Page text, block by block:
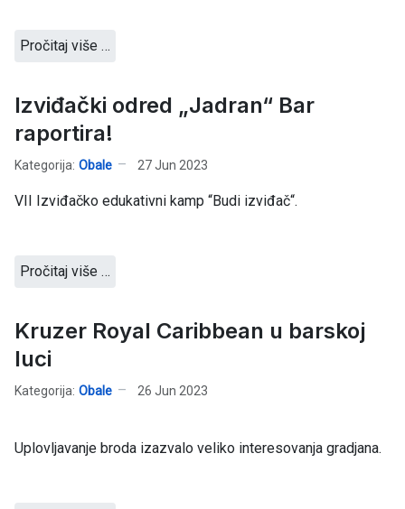
Pročitaj više …
Izviđački odred „Jadran“ Bar
raportira!
Kategorija: Obale 27 Jun 2023
VII Izviđačko edukativni kamp “Budi izviđač“.
Pročitaj više …
Kruzer Royal Caribbean u barskoj
luci
Kategorija: Obale 26 Jun 2023
Uplovljavanje broda izazvalo veliko interesovanja gradjana.